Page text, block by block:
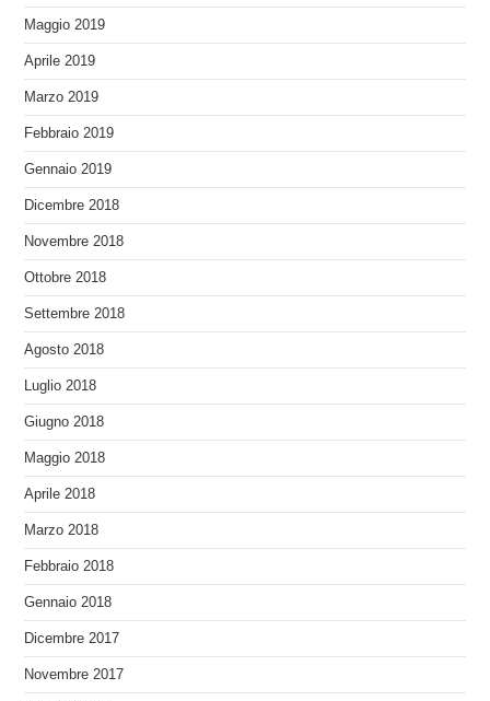
Maggio 2019
Aprile 2019
Marzo 2019
Febbraio 2019
Gennaio 2019
Dicembre 2018
Novembre 2018
Ottobre 2018
Settembre 2018
Agosto 2018
Luglio 2018
Giugno 2018
Maggio 2018
Aprile 2018
Marzo 2018
Febbraio 2018
Gennaio 2018
Dicembre 2017
Novembre 2017